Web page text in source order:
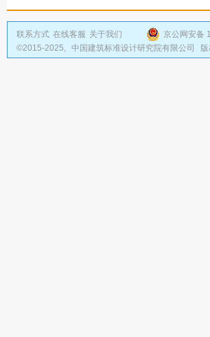
联系方式 在线客服 关于我们
京公网安备
©2015-2025, 中国建筑标准设计研究院有限公司